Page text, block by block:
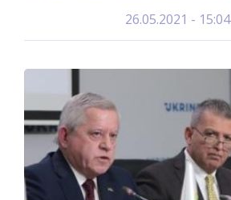
26.05.2021 - 15:04